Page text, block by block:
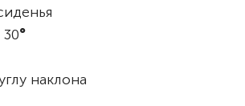
°
наклона